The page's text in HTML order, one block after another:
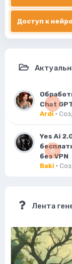
Доступ к
0
Chat
Ardi·
0
Yes Ai
без VPN
Baki ·
Лента